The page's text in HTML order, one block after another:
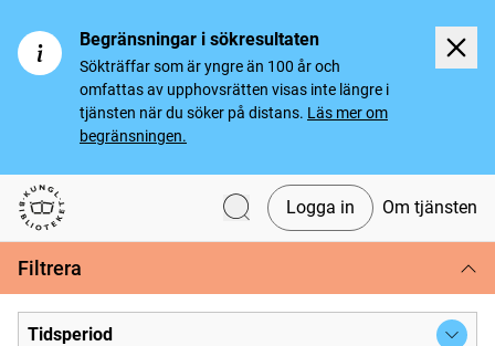
Begränsningar i sökresultaten
Sökträffar som är yngre än 100 år och
omfattas av upphovsrätten visas inte längre i
tjänsten när du söker på distans. Läs mer om
begränsningen.
Svenska tidningar
Logga in Om tjänsten
Filtrera
Tidsperiod